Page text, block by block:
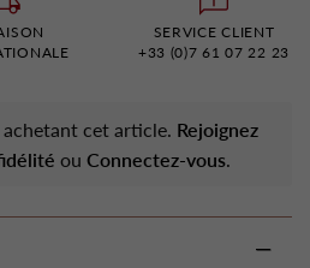
SERVICE CLIENT
+33 (0)7 61 07 22 23
achetant cet article. Rejoignez
ou Connectez-vous.